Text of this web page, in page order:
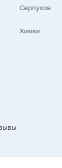
Серпухов
Химки